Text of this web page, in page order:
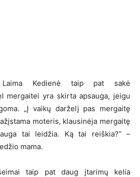
Laima Kedienė taip pat sakė
mergaitei yra skirta apsauga, jeigu
„Į vaikų darželį pas mergaitę
moteris, klausinėja mergaitę
tai leidžia. Ką tai reiškia?“ –
mama.
taip pat daug įtarimų kelia